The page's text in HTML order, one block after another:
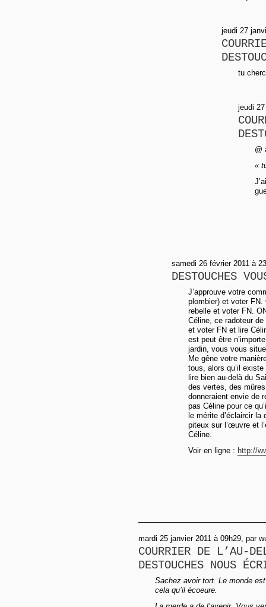
jeudi 27
tu
jeudi
@
«
samedi 26 février 2011 à
DESTOUCHES
J’approuve votre
plombier) et voter
rebelle et voter FN.
Céline, ce radoteur
et voter FN et lire
est peut être
jardin, vous vous
Me gêne votre
tous, alors qu’il
lire bien au-delà du
des vertes, des
donneraient envie de
pas Céline pour ce
le mérite d’éclaircir
piteux sur l’œuvre et
Céline.
Voir en ligne : http://
mardi 25 janvier 2011 à 09h29, par
COURRIER DE L’AU-
DESTOUCHES NOUS
Sachez avoir tort. Le monde
cela qu’il écoeure.